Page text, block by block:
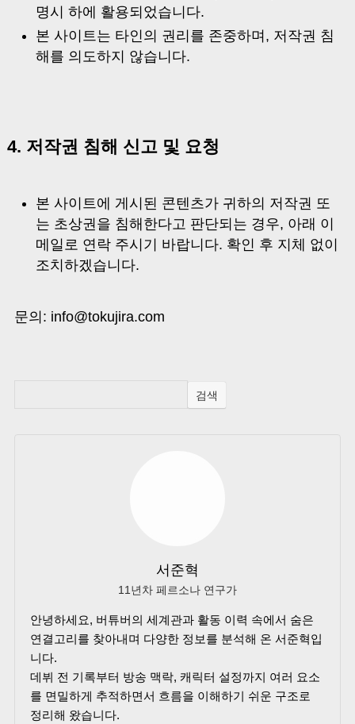
명시 하에 활용되었습니다.
본 사이트는 타인의 권리를 존중하며, 저작권 침
해를 의도하지 않습니다.
4. 저작권 침해 신고 및 요청
본 사이트에 게시된 콘텐츠가 귀하의 저작권 또
는 초상권을 침해한다고 판단되는 경우, 아래 이
메일로 연락 주시기 바랍니다. 확인 후 지체 없이
조치하겠습니다.
문의: info@tokujira.com
검색
서준혁
11년차 페르소나 연구가
안녕하세요, 버튜버의 세계관과 활동 이력 속에서 숨은
연결고리를 찾아내며 다양한 정보를 분석해 온 서준혁입
니다.
데뷔 전 기록부터 방송 맥락, 캐릭터 설정까지 여러 요소
를 면밀하게 추적하면서 흐름을 이해하기 쉬운 구조로
정리해 왔습니다.